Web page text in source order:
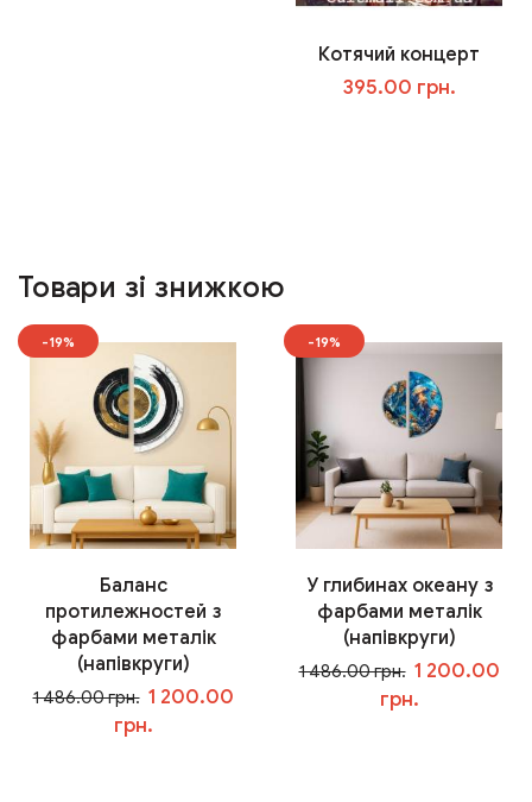
Котячий концерт
395.00 грн.
Товари зі знижкою
-19%
Баланс
протилежностей з
фарбами металік
(напівкруги)
1 486.00 грн. 1 200.00
грн.
-19%
У глибинах океану з
фарбами металік
(напівкруги)
1 486.00 грн. 1 200.00
грн.